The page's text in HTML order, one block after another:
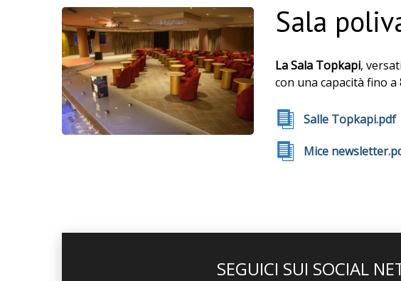
Sala
La Sala Topkapi,
con una capacità fino a
Salle Topkapi.pdf
Mice
SEGUICI SUI SOCIAL